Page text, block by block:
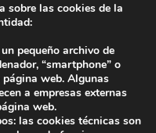
sobre las cookies de la
pequeño archivo de
“smartphone” o
web. Algunas
a empresas externas
web.
las cookies técnicas son